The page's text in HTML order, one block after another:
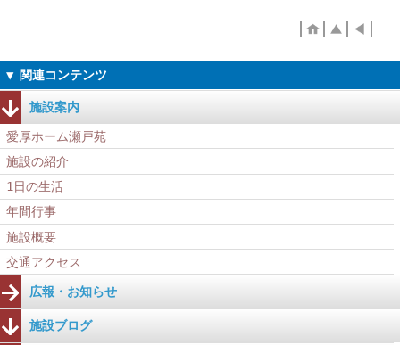
施設案内
愛厚ホーム瀬戸苑
施設の紹介
1日の生活
年間行事
施設概要
交通アクセス
広報・お知らせ
施設ブログ